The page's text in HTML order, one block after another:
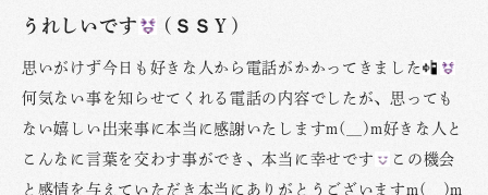
うれしいです (ＳＳＹ)
思いがけず今日も好きな人から電話がかかってきました
何気ない事を知らせてくれる電話の内容でしたが、思っても
ない嬉しい出来事に本当に感謝いたしますm(__)m好きな人と
こんなに言葉を交わす事ができ、本当に幸せです
この機会
と感情を与えていただき本当にありがとうございますm(__)m